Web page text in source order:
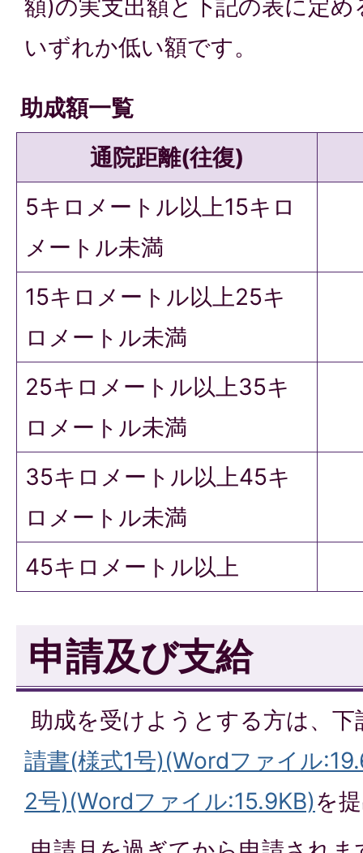
額)の実支出額と下記の表に定
いずれか低い額です。
助成額一覧
通院距離(往復)
5キロメートル以上15キロ
メートル未満
15キロメートル以上25キ
ロメートル未満
25キロメートル以上35キ
ロメートル未満
35キロメートル以上45キ
ロメートル未満
45キロメートル以上
申請及び支給
助成を受けようとする方は、
請書(様式1号)(Wordファイル
2号)(Wordファイル:15.9KB)を